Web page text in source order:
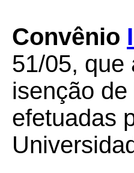
Convênio
51/05, que
isenção
efetuadas